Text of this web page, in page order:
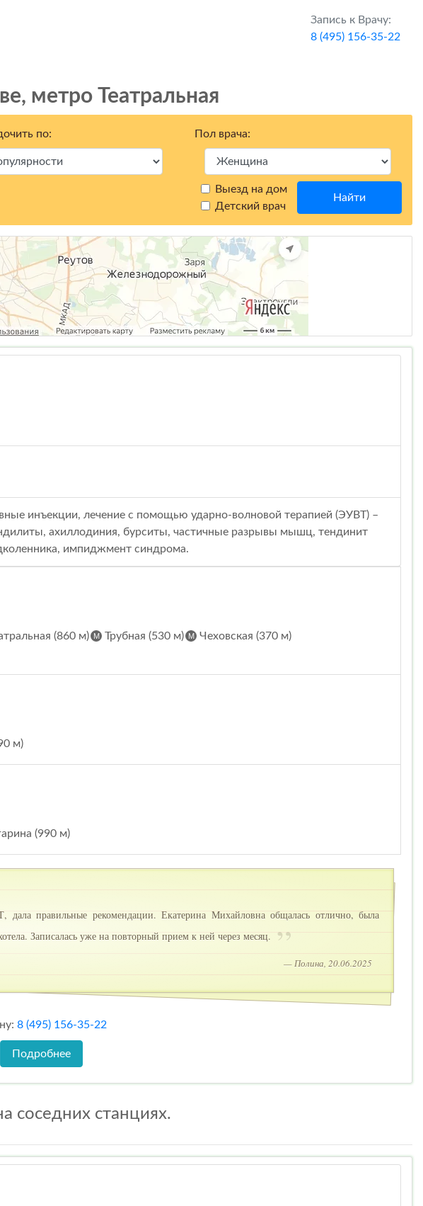
Запись к Врачу:
8 (495) 156-35-22
метро Театральная
по: Пол врача:
Выезд на дом
Детский врач
Найти
инъекции, лечение с помощью ударно-волновой терапией (ЭУВТ) –
ахиллодиния, бурситы, частичные разрывы мышц, тендинит
импиджмент синдрома.
(860 м) Трубная (530 м)
Чеховская (370 м)
м)
(990 м)
правильные рекомендации. Екатерина Михайловна общалась отлично, была
Записалась уже на повторный прием к ней через месяц.
— Полина, 20.06.2025
8 (495) 156-35-22
Подробнее
соседних станциях.